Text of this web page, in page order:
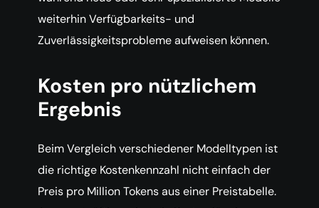
weiterhin Verfügbarkeits- und
Zuverlässigkeitsprobleme aufweisen können.
Kosten pro nützlichem
Ergebnis
Beim Vergleich verschiedener Modelltypen ist
die richtige Kostenkennzahl nicht einfach der
Preis pro Million Tokens aus einer Preistabelle.